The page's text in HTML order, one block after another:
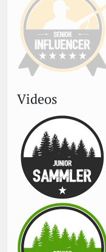
Videos